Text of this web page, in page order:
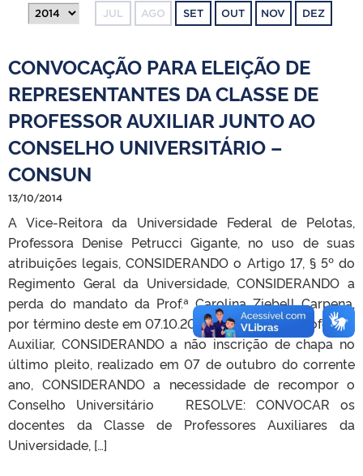
OUVIDORIA
TELEFONES
JUL AGO SET OUT NOV DEZ
CONVOCAÇÃO PARA ELEIÇÃO DE
REPRESENTANTES DA CLASSE DE
PROFESSOR AUXILIAR JUNTO AO
CONSELHO UNIVERSITÁRIO –
CONSUN
13/10/2014
A Vice-Reitora da Universidade Federal de Pelotas,
Professora Denise Petrucci Gigante, no uso de suas
atribuições legais, CONSIDERANDO o Artigo 17, § 5º do
Regimento Geral da Universidade, CONSIDERANDO a
perda do mandato da Prof.ª Carolina Ziebell Carpena,
por término deste em 07.10.2014, na Classe de Professor
Auxiliar, CONSIDERANDO a não inscrição de chapa no
último pleito, realizado em 07 de outubro do corrente
ano, CONSIDERANDO a necessidade de recompor o
Conselho Universitário RESOLVE: CONVOCAR os
docentes da Classe de Professores Auxiliares da
Universidade, […]